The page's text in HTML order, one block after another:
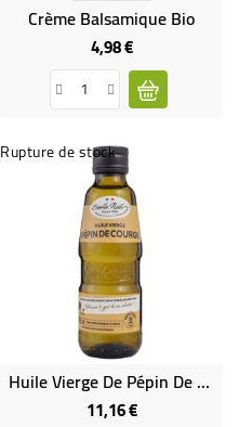
Crème Balsamique Bio
4,98 €Prix
Rupture de stock
Huile Vierge De Pépin De Courge Bio 25 CL
11,16 €Prix